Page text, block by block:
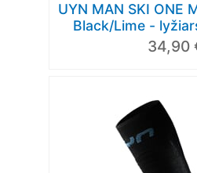
UYN MAN SKI ONE
Black/Lime -
34,90